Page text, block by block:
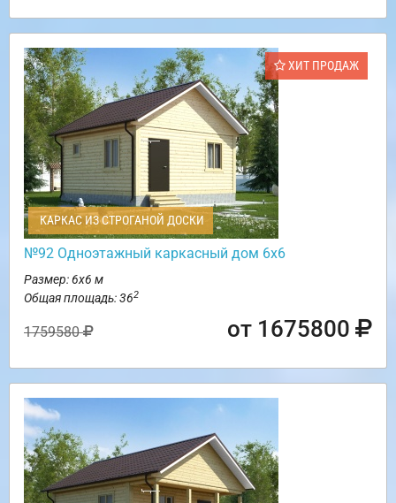
ХИТ ПРОДАЖ
КАРКАС ИЗ СТРОГАНОЙ ДОСКИ
№92 Одноэтажный каркасный дом 6х6
Размер: 6х6 м
Общая площадь: 362
1759580 от 1675800